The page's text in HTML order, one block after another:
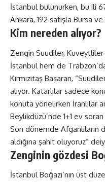
İstanbul bulunurken, bu ili
Ankara, 192 satışla Bursa
Kim nereden alıyor?
Zengin Suudiler, Kuveytliler
İstanbul hem de
Kırmızıtaş Başaran,
alıyor. Katarlılar sadece
konuta yönelirken İranlılar
Beylikdüzü’nde 1+1 ev
Son dönemde Afganlıların
aldığına şahit oluyoruz”
Zenginin gözdesi
İstanbul Boğazı’nın üst